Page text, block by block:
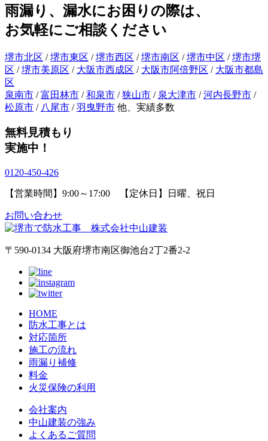
雨漏り、漏水にお困りの際は、
お気軽にご相談ください
堺市北区 /堺市東区 /堺市西区 /堺市南区 /堺市中区 /堺市堺
区 /堺市美原区 / 大阪市西成区 / 大阪市阿倍野区 / 大阪市都島
区
泉南市 /富田林市 /和泉市 /狭山市 / 泉大津市 /河内長野市 /
松原市 / 八尾市 /羽曳野市 他、実績多数
無料見積もり
実施中！
0120-450-426
【営業時間】9:00～17:00 【定休日】日曜、祝日
お問い合わせ
〒590-0134 大阪府堺市南区御池台2丁2番2-2
HOME
防水工事とは
対応箇所
施工の流れ
雨漏り補修
料金
火災保険の利用
会社案内
中山建装の強み
よくあるご質問